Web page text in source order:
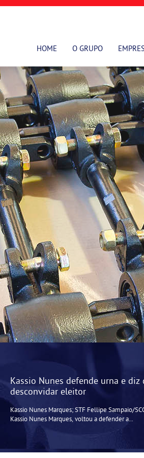
HOME O GRUPO
Kassio Nunes defende urna e
desconvidar eleitor
Kassio Nunes Marques; STF Fellipe Sampaio/
Kassio Nunes Marques, voltou a defender a...